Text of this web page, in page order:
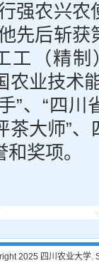
强农兴农
先后斩获
工（精制
农业技术
”、“四
茶大师”
奖项。
2025 四川农业大学.